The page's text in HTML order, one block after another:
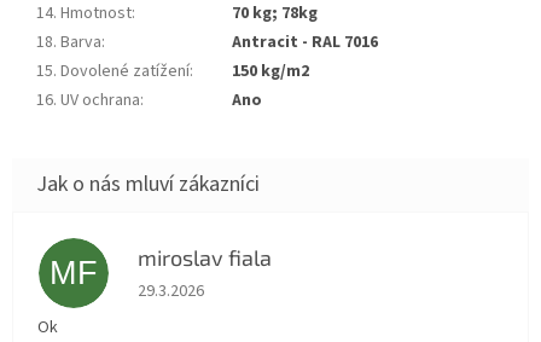
14. Hmotnost:
70 kg; 78kg
18. Barva:
antracit - RAL 7016
15. Dovolené zatížení:
150 kg/m2
16. UV ochrana: Ano
MF miroslav fiala
Hodnocení obchodu je 5 z 5 hvězdiček.
29.3.2026
Ok